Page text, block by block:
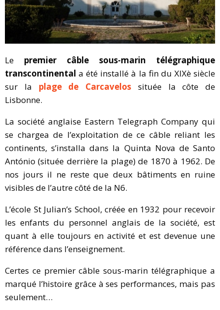
Le premier câble sous-marin télégraphique
transcontinental a été installé à la fin du XIXè siècle
sur la plage de Carcavelos située la côte de
Lisbonne.
La société anglaise Eastern Telegraph Company qui
se chargea de l’exploitation de ce câble reliant les
continents, s’installa dans la Quinta Nova de Santo
António (située derrière la plage) de 1870 à 1962. De
nos jours il ne reste que deux bâtiments en ruine
visibles de l’autre côté de la N6.
L’école St Julian’s School, créée en 1932 pour recevoir
les enfants du personnel anglais de la société, est
quant à elle toujours en activité et est devenue une
référence dans l’enseignement.
Certes ce premier câble sous-marin télégraphique a
marqué l’histoire grâce à ses performances, mais pas
seulement…